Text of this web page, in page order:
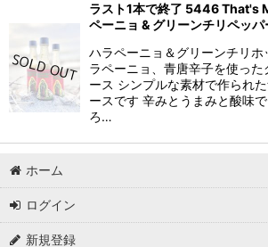
ラスト1本で終了 5446 That's
ペーニョ & グリーンチリペッパ
ハラペーニョ＆グリーンチリホ
ラペーニョ、青唐辛子を使った
ース シンプルな素材で作られ
ースです 辛みとうまみと酸味
ろ…
ホーム
ログイン
新規登録